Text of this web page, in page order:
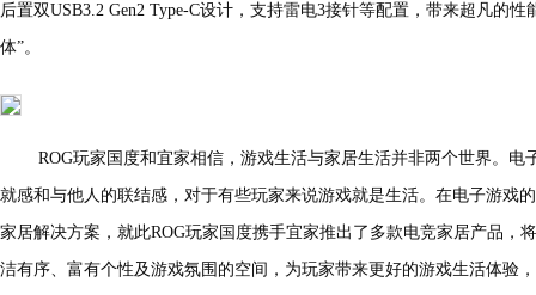
后置双USB3.2 Gen2 Type-C设计，支持雷电3接针等配置，带来超凡的
体”。
ROG玩家国度和宜家相信，游戏生活与家居生活并非两个世界。电
就感和与他人的联结感，对于有些玩家来说游戏就是生活。在电子游
家居解决方案，就此ROG玩家国度携手宜家推出了多款电竞家居产品，
洁有序、富有个性及游戏氛围的空间，为玩家带来更好的游戏生活体验